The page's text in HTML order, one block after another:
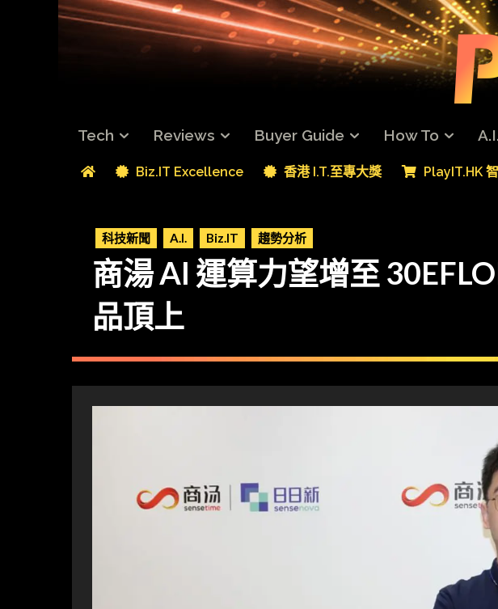
Tech Reviews Buyer Guide How To
Biz.IT Excellence 香港 I.T.至專大獎 PlayIT.HK
科技新聞 A.I. Biz.IT 趨勢分析
商湯 AI 運算力望增至
品頂上